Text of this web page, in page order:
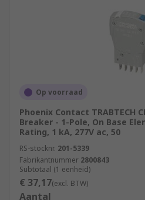
Op voorraad
Phoenix Contact TRABTECH
Breaker - 1-Pole, On Base
Rating, 1 kA, 277V ac, 50
RS-stocknr. 201-5339
Fabrikantnummer 2800843
Subtotaal (1 eenheid)
€ 37,17(excl. BTW)
Aantal